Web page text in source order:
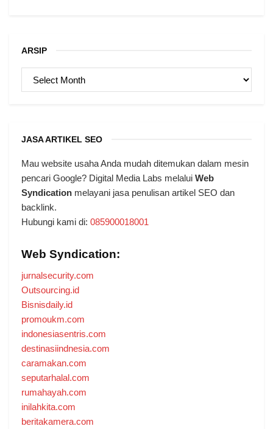
ARSIP
JASA ARTIKEL SEO
Mau website usaha Anda mudah ditemukan dalam mesin
pencari Google? Digital Media Labs melalui Web
Syndication melayani jasa penulisan artikel SEO dan
backlink.
Hubungi kami di: 085900018001
Web Syndication:
jurnalsecurity.com
Outsourcing.id
Bisnisdaily.id
promoukm.com
indonesiasentris.com
destinasiindnesia.com
caramakan.com
seputarhalal.com
rumahayah.com
inilahkita.com
beritakamera.com